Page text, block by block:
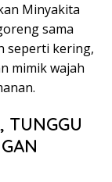
Minyakita
sama
seperti kering,
mimik wajah
TUNGGU